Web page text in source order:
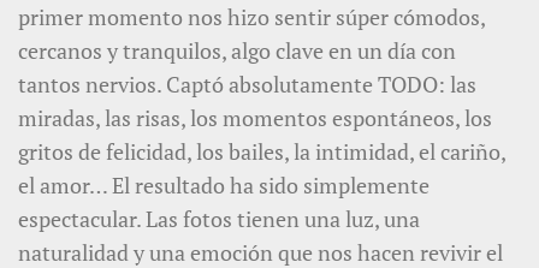
primer momento nos hizo sentir súper cómodos,
cercanos y tranquilos, algo clave en un día con
tantos nervios. Captó absolutamente TODO: las
miradas, las risas, los momentos espontáneos, los
gritos de felicidad, los bailes, la intimidad, el cariño,
el amor… El resultado ha sido simplemente
espectacular. Las fotos tienen una luz, una
naturalidad y una emoción que nos hacen revivir el